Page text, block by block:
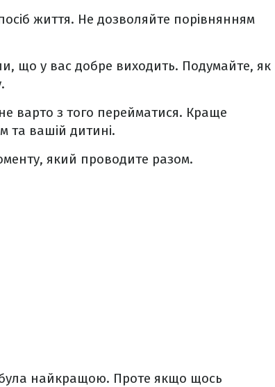
життя. Не дозволяйте порівнянням
що у вас добре виходить. Подумайте, як
варто з того перейматися. Краще
та вашій дитині.
який проводите разом.
найкращою. Проте якщо щось